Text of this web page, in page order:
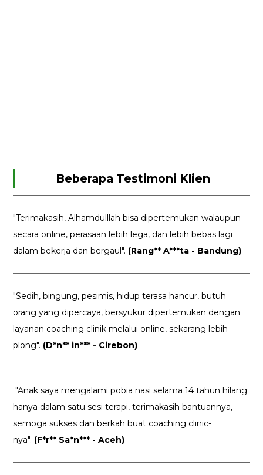
Beberapa Testimoni Klien
"Terimakasih, Alhamdulllah bisa dipertemukan walaupun
secara online, perasaan lebih lega, dan lebih bebas lagi
dalam bekerja dan bergaul". (Rang** A***ta - Bandung)
"Sedih, bingung, pesimis, hidup terasa hancur, butuh
orang yang dipercaya, bersyukur dipertemukan dengan
layanan coaching clinik melalui online, sekarang lebih
plong". (D*n** in*** - Cirebon)
"Anak saya mengalami pobia nasi selama 14 tahun hilang
hanya dalam satu sesi terapi, terimakasih bantuannya,
semoga sukses dan berkah buat coaching clinic-
nya". (F*r** Sa*n*** - Aceh)